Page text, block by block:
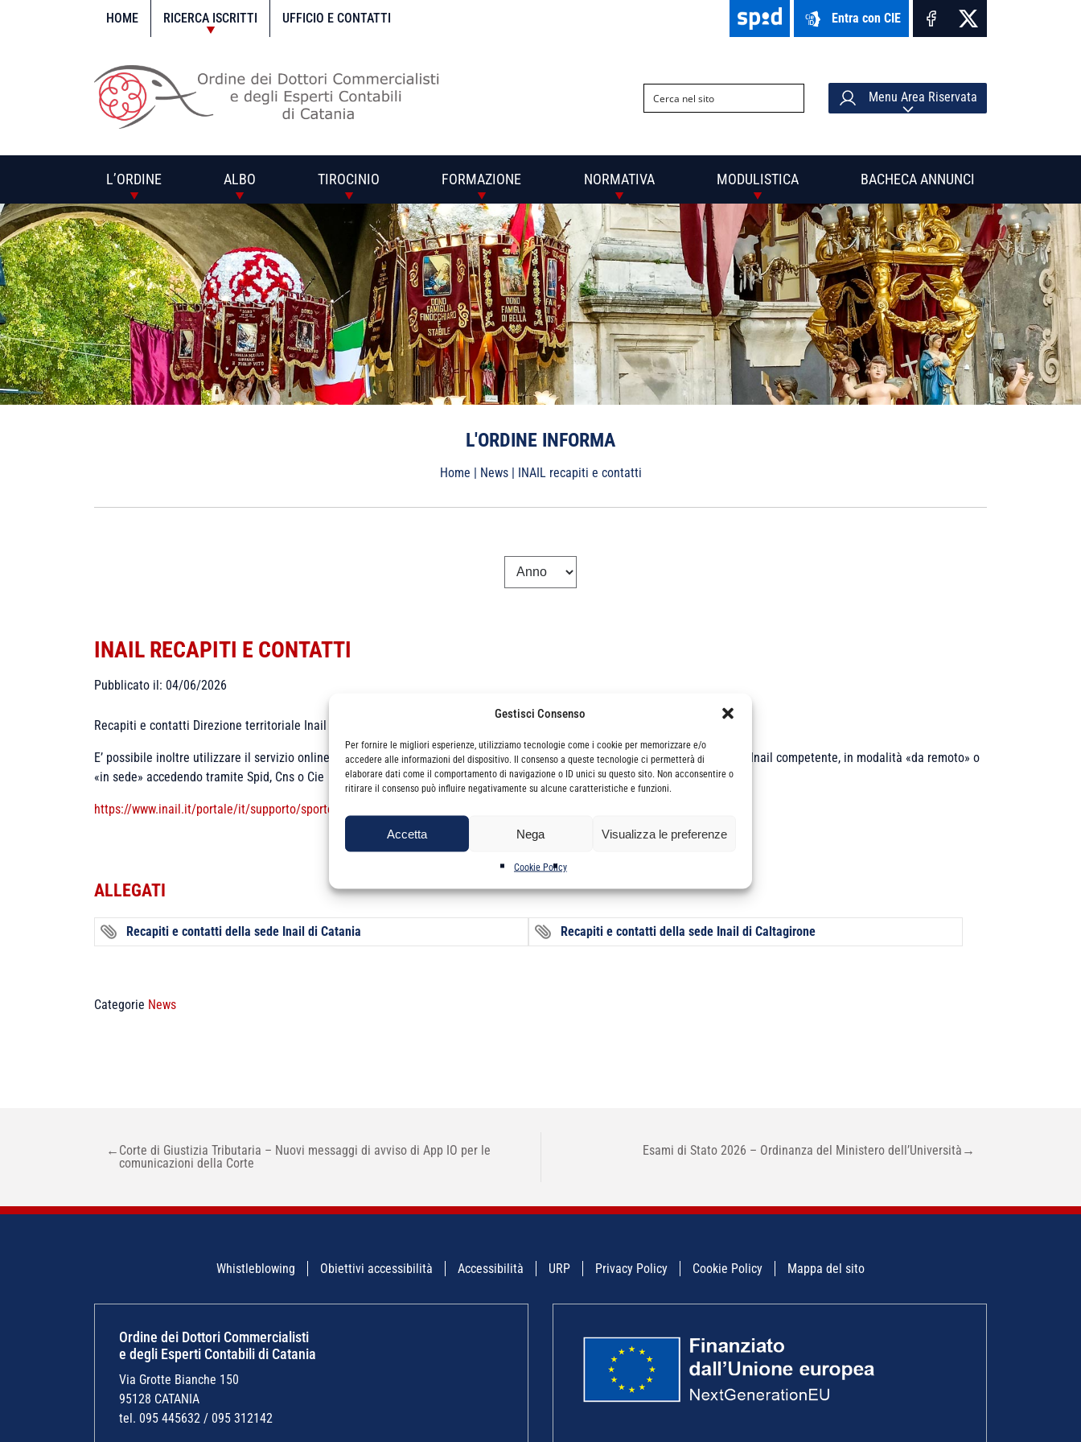
Gestisci Consenso
Per fornire le migliori esperienze, utilizziamo tecnologie come i cookie per memorizzare e/o
accedere alle informazioni del dispositivo. Il consenso a queste tecnologie ci permetterà di
elaborare dati come il comportamento di navigazione o ID unici su questo sito. Non acconsentire o
ritirare il consenso può influire negativamente su alcune caratteristiche e funzioni.
Accetta Nega Visualizza le preferenze
Cookie Policy
HOME RICERCA ISCRITTI UFFICIO E CONTATTI Entra con CIE
Menu Area Riservata
L’ORDINE ALBO TIROCINIO FORMAZIONE NORMATIVA MODULISTICA BACHECA ANNUNCI
L'ORDINE INFORMA
Home | News| INAIL recapiti e contatti
INAIL RECAPITI E CONTATTI
Pubblicato il: 04/06/2026
Recapiti e contatti Direzione territoriale Inail Caltagirone e Catania.
E’ possibile inoltre utilizzare il servizio online Sportello Digitale che consente la prenotazione di appuntamenti presso la sede Inail competente, in modalità «da remoto» o
«in sede» accedendo tramite Spid, Cns o Cie
https://www.inail.it/portale/it/supporto/sportello-digitale.html?all=true
ALLEGATI
Recapiti e contatti della sede Inail di Catania Recapiti e contatti della sede Inail di Caltagirone
Categorie News
← Corte di Giustizia Tributaria – Nuovi messaggi di avviso di App IO per le
comunicazioni della Corte
Esami di Stato 2026 – Ordinanza del Ministero dell’Università →
Whistleblowing Obiettivi accessibilità Accessibilità URP Privacy Policy Cookie Policy Mappa del sito
Ordine dei Dottori Commercialisti
e degli Esperti Contabili di Catania
Via Grotte Bianche 150
95128 CATANIA
tel. 095 445632 / 095 312142